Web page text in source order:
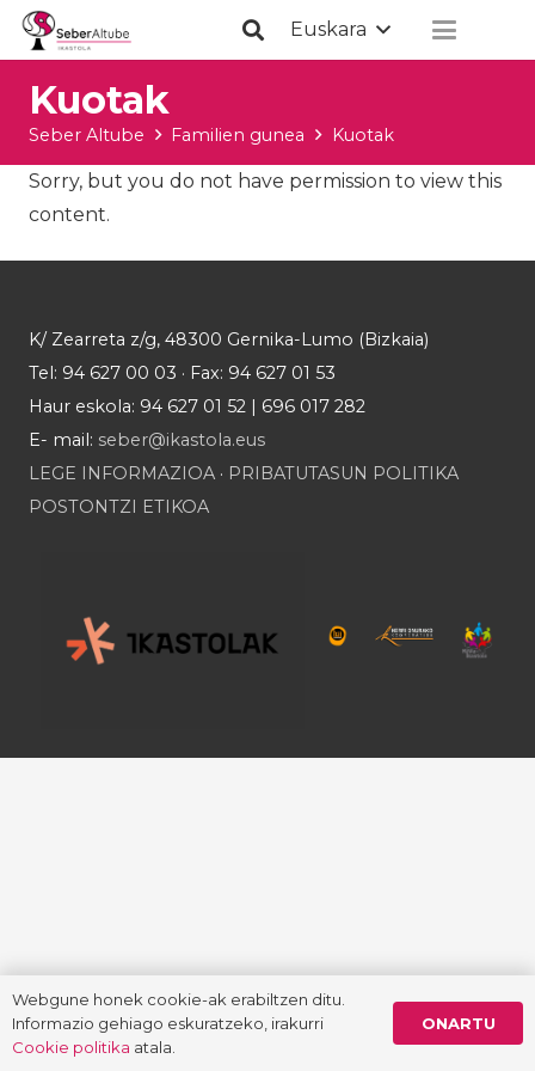
Euskara
Kuotak
Seber Altube Familien gunea Kuotak
Sorry, but you do not have permission to view this
content.
K/ Zearreta z/g, 48300 Gernika-Lumo (Bizkaia)
Tel: 94 627 00 03 · Fax: 94 627 01 53
Haur eskola: 94 627 01 52 | 696 017 282
E- mail: seber@ikastola.eus
LEGE INFORMAZIOA · PRIBATUTASUN POLITIKA
POSTONTZI ETIKOA
Webgune honek cookie-ak erabiltzen ditu.
Informazio gehiago eskuratzeko, irakurri
Cookie politika atala.
ONARTU